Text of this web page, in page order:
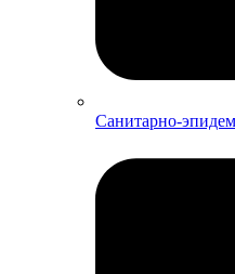
Санитарно-